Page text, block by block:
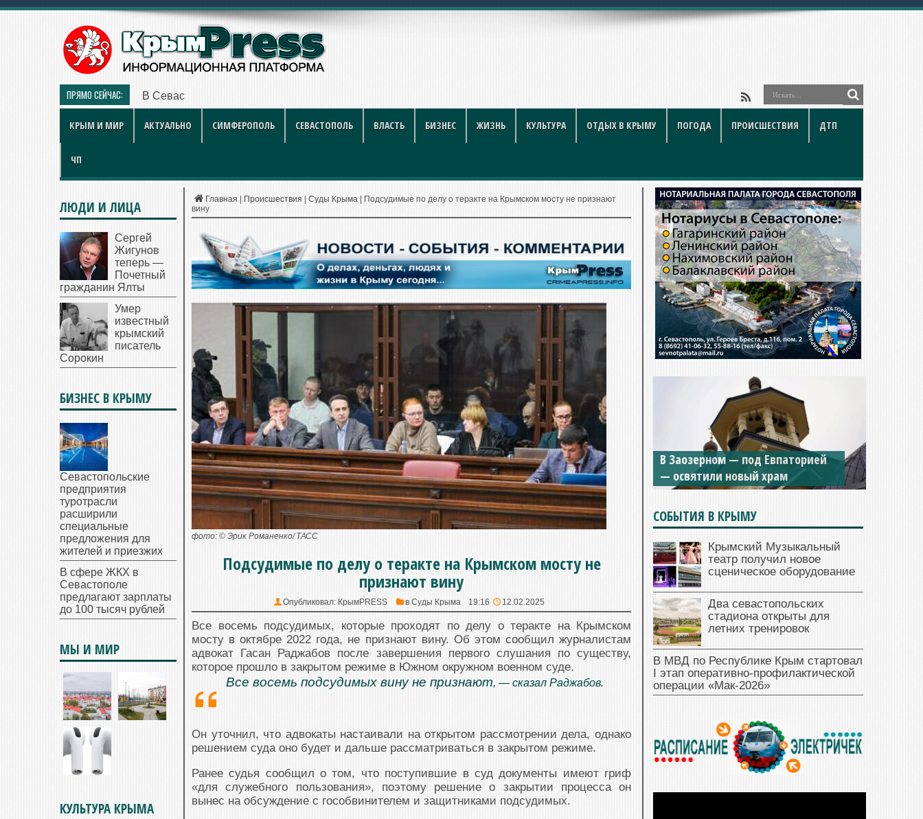
ПРЯМО СЕЙЧАС: В Севастополе наградили работников строительной отрасли
КРЫМ И МИР АКТУАЛЬНО СИМФЕРОПОЛЬ СЕВАСТОПОЛЬ ВЛАСТЬ БИЗНЕС ЖИЗНЬ КУЛЬТУРА ОТДЫХ В КРЫМУ ПОГОДА ПРОИСШЕСТВИЯ ДТП
ЧП
Главная Происшествия Суды Крыма
Подсудимые по делу о теракте на Крымском мосту не признают
вину
фото: © Эрик Романенко/ ТАСС
Подсудимые по делу о теракте на Крымском мосту не
признают вину
Опубликовал: КрымPRESS в Суды Крыма 19:16 12.02.2025
Все восемь подсудимых, которые проходят по делу о теракте на Крымском
мосту в октябре 2022 года, не признают вину. Об этом сообщил журналистам
адвокат Гасан Раджабов после завершения первого слушания по существу,
которое прошло в закрытом режиме в Южном окружном военном суде.
Все восемь подсудимых вину не признают, — сказал Раджабов.
Он уточнил, что адвокаты настаивали на открытом рассмотрении дела, однако
решением суда оно будет и дальше рассматриваться в закрытом режиме.
Ранее судья сообщил о том, что поступившие в суд документы имеют гриф
«для служебного пользования», поэтому решение о закрытии процесса он
вынес на обсуждение с гособвинителем и защитниками подсудимых.
ЛЮДИ И ЛИЦА
Сергей
Жигунов
теперь —
Почетный
гражданин Ялты
Умер
известный
крымский
писатель
Сорокин
БИЗНЕС В КРЫМУ
Севастопольские
предприятия
туротрасли
расширили
специальные
предложения для
жителей и приезжих
В сфере ЖКХ в
Севастополе
предлагают зарплаты
до 100 тысяч рублей
МЫ И МИР
КУЛЬТУРА КРЫМА
В Заозерном — под Евпаторией
— освятили новый храм
СОБЫТИЯ В КРЫМУ
Крымский Музыкальный
театр получил новое
сценическое оборудование
Два севастопольских
стадиона открыты для
летних тренировок
В МВД по Республике Крым стартовал
I этап оперативно‑профилактической
операции «Мак‑2026»